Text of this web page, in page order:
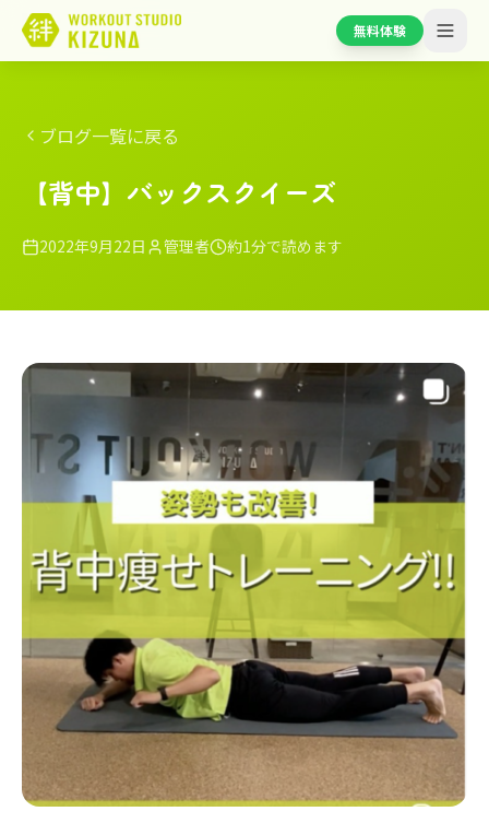
無料体験
ブログ一覧に戻る
【背中】バックスクイーズ
2022年9月22日 管理者 約1分で読めます